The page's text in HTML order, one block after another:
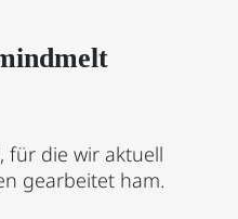
für die wir aktuell
gearbeitet ham.